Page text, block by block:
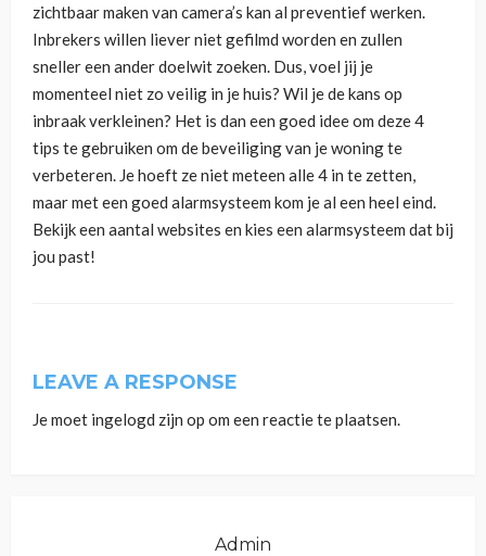
zichtbaar maken van camera’s kan al preventief werken.
Inbrekers willen liever niet gefilmd worden en zullen
sneller een ander doelwit zoeken. Dus, voel jij je
momenteel niet zo veilig in je huis? Wil je de kans op
inbraak verkleinen? Het is dan een goed idee om deze 4
tips te gebruiken om de beveiliging van je woning te
verbeteren. Je hoeft ze niet meteen alle 4 in te zetten,
maar met een goed alarmsysteem kom je al een heel eind.
Bekijk een aantal websites en kies een alarmsysteem dat bij
jou past!
LEAVE A RESPONSE
Je moet ingelogd zijn op om een reactie te plaatsen.
Admin